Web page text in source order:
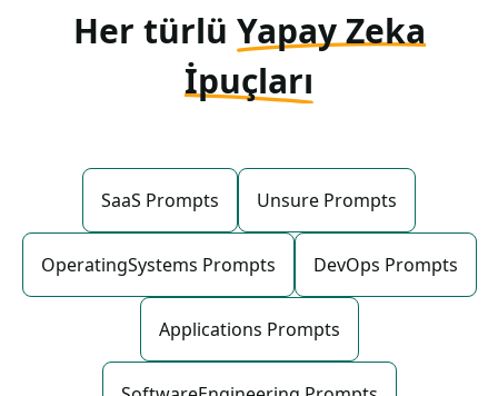
Her türlü Yapay Zeka
İpuçları
SaaS Prompts Unsure Prompts
OperatingSystems Prompts DevOps Prompts
Applications Prompts